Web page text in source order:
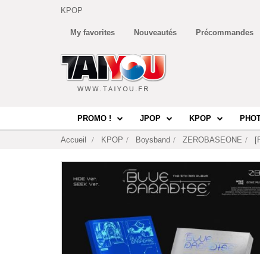
KPOP
My favorites Nouveautés Précommandes
PROMO ! JPOP KPOP
Accueil KPOP Boysband ZEROBASEONE